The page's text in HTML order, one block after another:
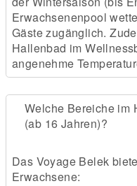
Erwachsenenpool
Gäste zugänglich.
Hallenbad im
angenehme
Welche Bereiche im
(ab 16 Jahren)?
Das Voyage Belek
Erwachsene: